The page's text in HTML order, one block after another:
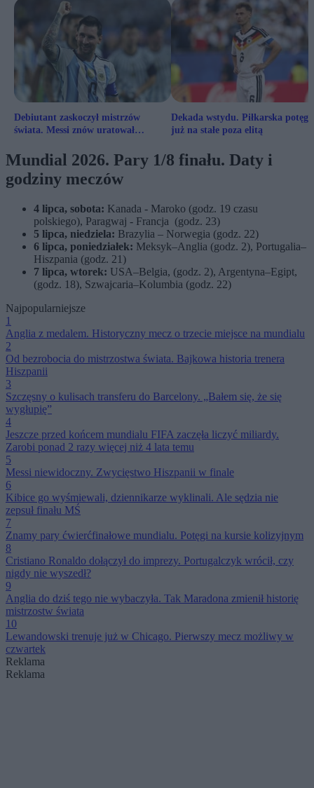
Debiutant zaskoczył mistrzów
świata. Messi znów uratował
Dekada wstydu. Piłkarska potęga
już na stałe poza elitą
Mundial 2026. Pary 1/8 finału. Daty i
godziny meczów
4 lipca, sobota: Kanada - Maroko (godz. 19 czasu
polskiego), Paragwaj - Francja (godz. 23)
5 lipca, niedziela: Brazylia – Norwegia (godz. 22)
6 lipca, poniedziałek: Meksyk–Anglia (godz. 2), Portugalia–
Hiszpania (godz. 21)
7 lipca, wtorek: USA–Belgia, (godz. 2), Argentyna–Egipt,
(godz. 18), Szwajcaria–Kolumbia (godz. 22)
Najpopularniejsze
1
Anglia z medalem. Historyczny mecz o trzecie miejsce na mundialu
2
Od bezrobocia do mistrzostwa świata. Bajkowa historia trenera
Hiszpanii
3
Szczęsny o kulisach transferu do Barcelony. „Bałem się, że się
wygłupię”
4
Jeszcze przed końcem mundialu FIFA zaczęła liczyć miliardy.
Zarobi ponad 2 razy więcej niż 4 lata temu
5
Messi niewidoczny. Zwycięstwo Hiszpanii w finale
6
Kibice go wyśmiewali, dziennikarze wyklinali. Ale sędzia nie
zepsuł finału MŚ
7
Znamy pary ćwierćfinałowe mundialu. Potęgi na kursie kolizyjnym
8
Cristiano Ronaldo dołączył do imprezy. Portugalczyk wrócił, czy
nigdy nie wyszedł?
9
Anglia do dziś tego nie wybaczyła. Tak Maradona zmienił historię
mistrzostw świata
10
Lewandowski trenuje już w Chicago. Pierwszy mecz możliwy w
czwartek
Reklama
Reklama